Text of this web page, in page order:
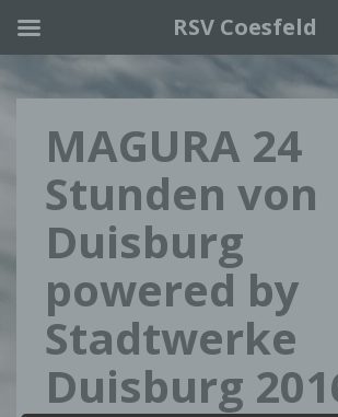
Skip to main content
MAGURA 24
Stunden von
Duisburg
powered by
Stadtwerke
Duisburg
RSV Coesfeld